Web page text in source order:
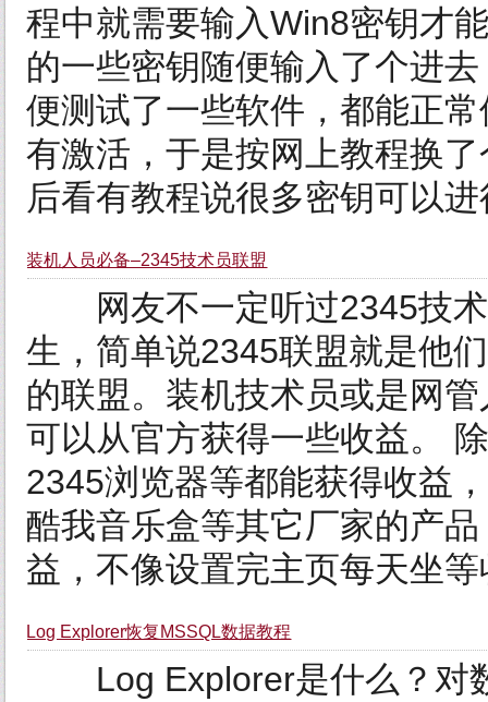
程中就需要输入Win8密钥才
的一些密钥随便输入了个进
便测试了一些软件，都能正
有激活，于是按网上教程换
后看有教程说很多密钥可以
装机人员必备–2345技术员联盟
网友不一定听过2345技术
生，简单说2345联盟就是他
的联盟。装机技术员或是网
可以从官方获得一些收益。
2345浏览器等都能获得收益
酷我音乐盒等其它厂家的产
益，不像设置完主页每天坐
Log Explorer恢复MSSQL数据教程
Log Explorer是什么？对